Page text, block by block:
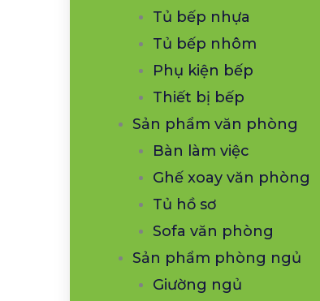
Tủ bếp nhựa
Tủ bếp nhôm
Phụ kiện bếp
Thiết bị bếp
Sản phẩm văn phòng
Bàn làm việc
Ghế xoay văn phòng
Tủ hồ sơ
Sofa văn phòng
Sản phẩm phòng ngủ
Giường ngủ